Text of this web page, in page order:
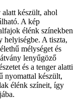
készült, ahol
A kép
élénk színekben
helyiségbe. A tiszta,
mélységet és
lenyűgöző
és a tenger alatti
nyomattal készült,
élénk színeit, így